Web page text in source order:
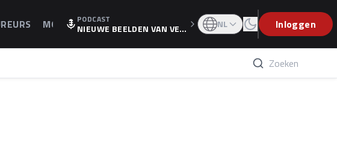
MOTOGPPODCAST
NIEUWE BEELDEN VAN VER
WEET IS ER NU GETEKEND'
NL Inloggen